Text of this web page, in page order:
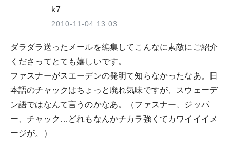
k7
2010-11-04 13:03
ダラダラ送ったメールを編集してこんなに素敵にご紹介
くださってとても嬉しいです。
ファスナーがスエーデンの発明て知らなかったなあ。日
本語のチャックはちょっと廃れ気味ですが、スウェーデ
ン語ではなんて言うのかなあ。（ファスナー、ジッパ
ー、チャック…どれもなんかチカラ強くてカワイイイメ
ージが。）